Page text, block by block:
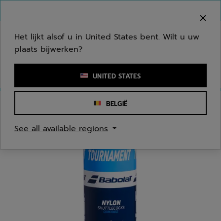
Een zoekwoord of een artikelnummer invoeren
Het lijkt alsof u in United States bent. Wilt u uw
plaats bijwerken?
UNITED STATES
BELGIË
See all available regions